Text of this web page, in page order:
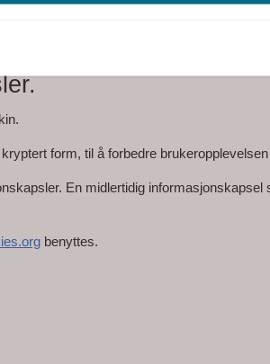
fra våre systemer.
form, til å forbedre
En midlertidig
benyttes.